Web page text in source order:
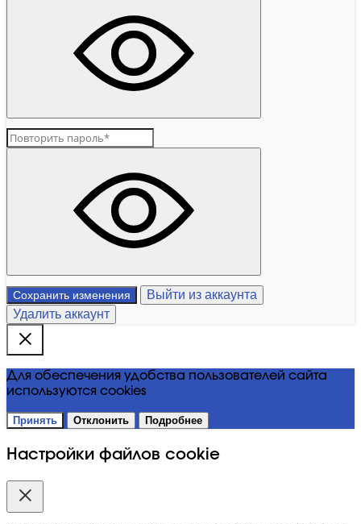
Сохранить изменения
Выйти из аккаунта
Удалить аккаунт
Для обеспечения удобства пользователей сайта
используются cookies
Принять Отклонить Подробнее
Настройки файлов cookie